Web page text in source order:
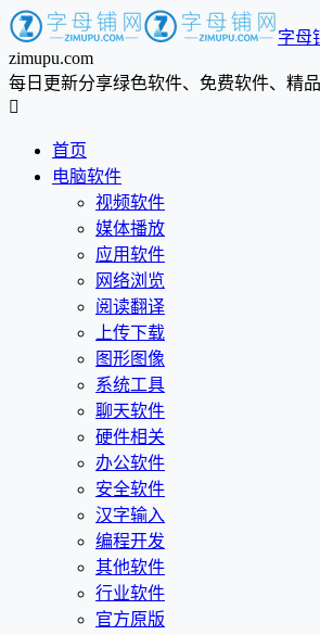
字母
zimupu.com
每日更新分享绿色软件、免费软件、精品

首页
电脑软件
视频软件
媒体播放
应用软件
网络浏览
阅读翻译
上传下载
图形图像
系统工具
聊天软件
硬件相关
办公软件
安全软件
汉字输入
编程开发
其他软件
行业软件
官方原版